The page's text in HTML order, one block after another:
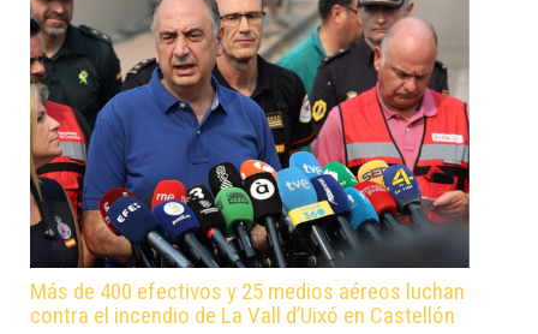
Más de 400 efectivos y 25 medios aéreos luchan
contra el incendio de La Vall d’Uixó en Castellón